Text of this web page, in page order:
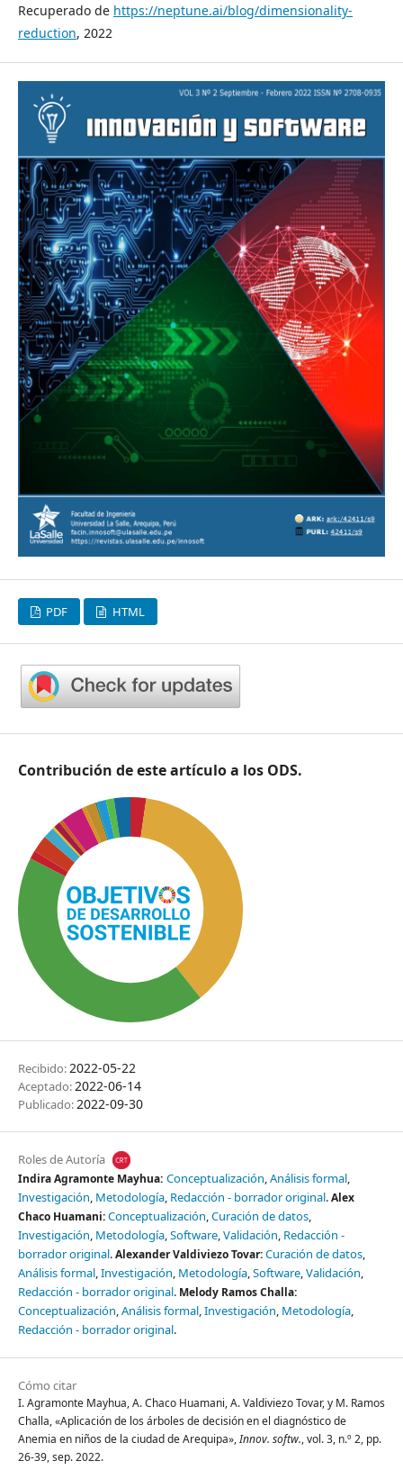
Recuperado de https://neptune.ai/blog/dimensionality-
reduction, 2022
PDF HTML
Contribución de este artículo a los ODS.
Recibido: 2022-05-22
Aceptado: 2022-06-14
Publicado: 2022-09-30
Roles de Autoría
Indira Agramonte Mayhua: Conceptualización Análisis formal
Investigación Metodología Redacción - borrador original Alex
Chaco Huamani:Conceptualización Curación de datos
Investigación Metodología Software Validación Redacción -
borrador original Alexander Valdiviezo Tovar:Curación de datos
Análisis formal Investigación Metodología Software Validación
Redacción - borrador original Melody Ramos Challa:
Conceptualización Análisis formal Investigación Metodología
Redacción - borrador original
Cómo citar
I. Agramonte Mayhua, A. Chaco Huamani, A. Valdiviezo Tovar, y M. Ramos
Challa, «Aplicación de los árboles de decisión en el diagnóstico de
Anemia en niños de la ciudad de Arequipa»,Innov. softw., vol. 3, n.º 2, pp.
26-39, sep. 2022.